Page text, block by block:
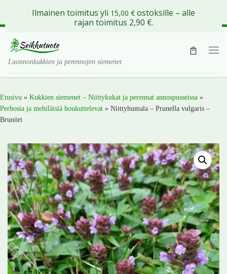
Skip to content
Luonnonkukkien ja perennojen siemenet
Etusivu » Kukkien siemenet – Niittykukat ja perennat annospusseissa »
Perhosia ja mehiläisiä houkuttelevat » Niittyhumala – Prunella vulgaris –
Brunört
Ilmainen toimitus yli 15,00 € ostoksille – alle
rajan toimitus 2,90 €.